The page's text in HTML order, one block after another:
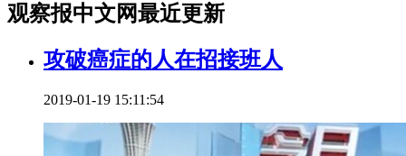
观察报中文网最近更新
攻破癌症的人在招接班人
2019-01-19 15:11:54